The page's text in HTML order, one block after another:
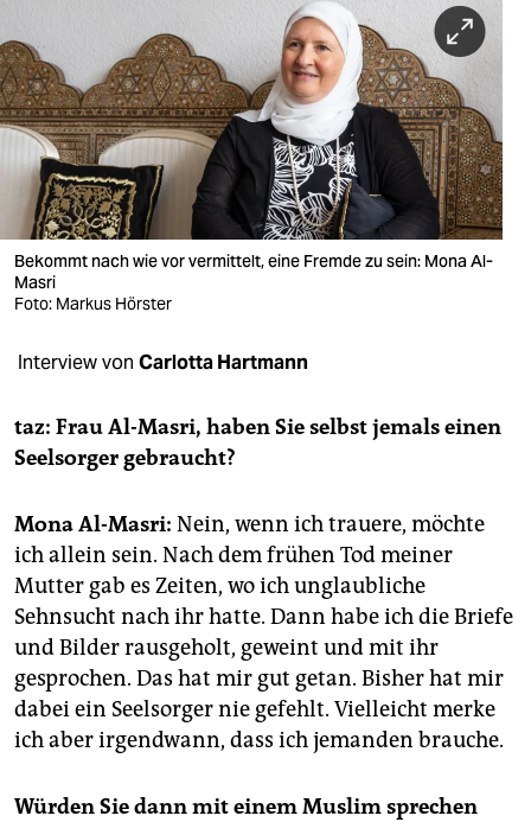
berlin
nord
wahrheit
verlag
verlag
veranstaltungen
unterstützen
genossenschaft
epaper login
Bekommt nach wie vor vermittelt, eine Fremde zu sein: Mona Al-
Masri
Foto: Markus Hörster
Interview von Carlotta Hartmann
taz: Frau Al-Masri, haben Sie selbst jemals einen
Seelsorger gebraucht?
Mona Al-Masri: Nein, wenn ich trauere, möchte
ich allein sein. Nach dem frühen Tod meiner
Mutter gab es Zeiten, wo ich unglaubliche
Sehnsucht nach ihr hatte. Dann habe ich die Briefe
und Bilder rausgeholt, geweint und mit ihr
gesprochen. Das hat mir gut getan. Bisher hat mir
dabei ein Seelsorger nie gefehlt. Vielleicht merke
ich aber irgendwann, dass ich jemanden brauche.
Würden Sie dann mit einem Muslim sprechen